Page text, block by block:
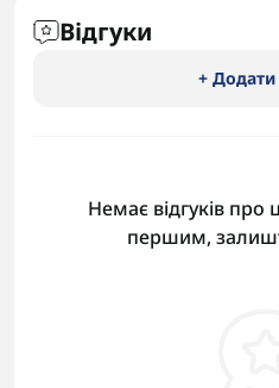
Відгуки
+ Додати
Немає відгуків про
першим,